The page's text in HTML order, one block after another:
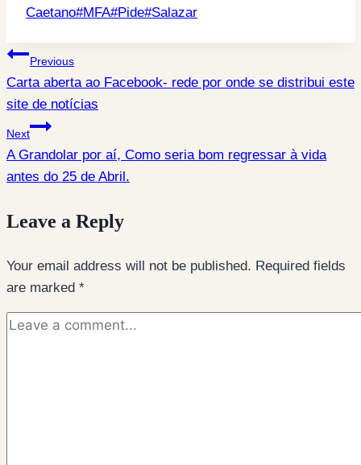
Tags:
Caetano#MFA#Pide#Salazar
Post
navigation
Previous
Carta aberta ao Facebook- rede por onde se distribui este
site de notícias
Next
A Grandolar por aí, Como seria bom regressar à vida
antes do 25 de Abril.
Leave a Reply
Your email address will not be published. Required fields
are marked *